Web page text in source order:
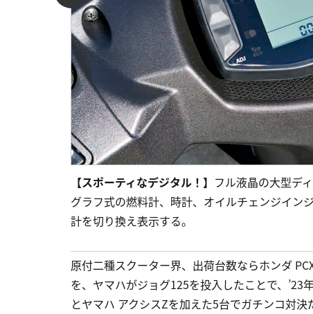
【スポーティなデジタル！】 フル液晶の大型デ
グラフ式の燃料計、時計、オイルチェンジイン
計を切り換え表示する。
原付二種スクーター界、出荷台数ならホンダ
を、ヤマハがジョグ125を投入したことで、
とヤマハ アクシスZを加えた5台でガチンコ対